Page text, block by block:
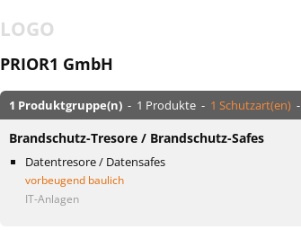
LOGO
PRIOR1 GmbH
1 Produktgruppe(n)- 1 Produkte - 1 Schutzart(en)-
Brandschutz-Tresore / Brandschutz-Safes
Datentresore / Datensafes
vorbeugend baulich
IT-Anlagen